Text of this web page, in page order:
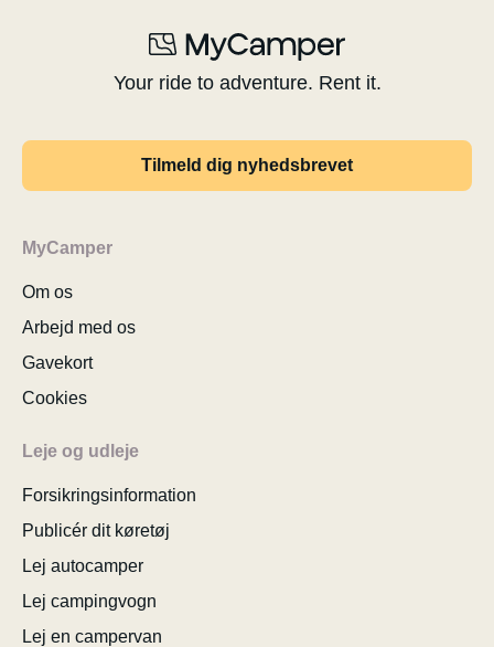
Your ride to adventure. Rent it.
Tilmeld dig nyhedsbrevet
MyCamper
Om os
Arbejd med os
Gavekort
Cookies
Leje og udleje
Forsikringsinformation
Publicér dit køretøj
Lej autocamper
Lej campingvogn
Lej en campervan